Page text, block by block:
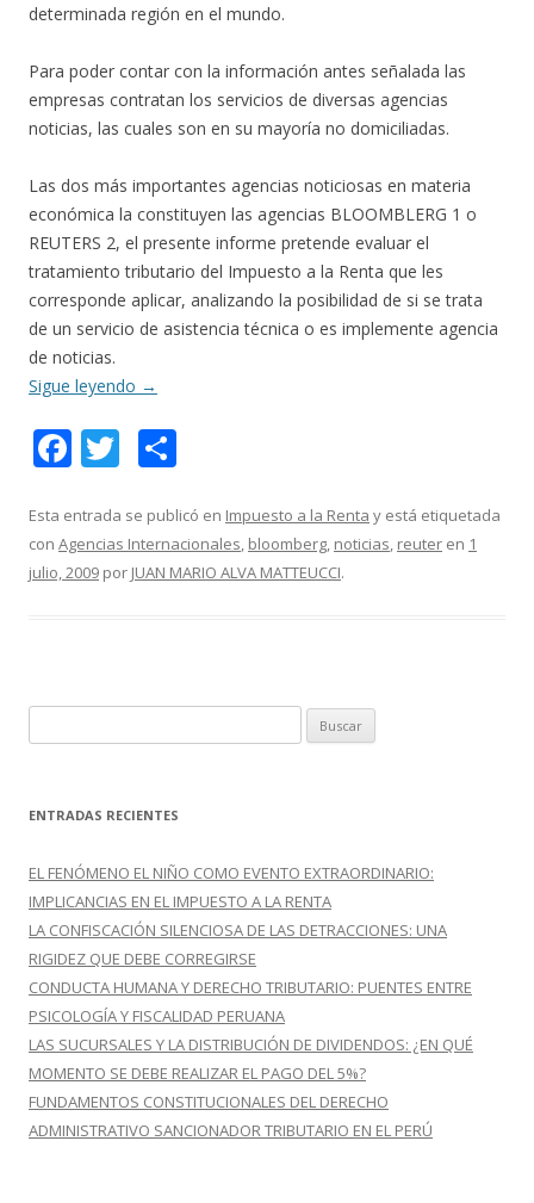
determinada región en el mundo.
Para poder contar con la información antes señalada las
empresas contratan los servicios de diversas agencias
noticias, las cuales son en su mayoría no domiciliadas.
Las dos más importantes agencias noticiosas en materia
económica la constituyen las agencias BLOOMBLERG 1 o
REUTERS 2, el presente informe pretende evaluar el
tratamiento tributario del Impuesto a la Renta que les
corresponde aplicar, analizando la posibilidad de si se trata
de un servicio de asistencia técnica o es implemente agencia
de noticias.
Sigue leyendo →
F
e
b
T
itt
er
m
p
Esta entrada se publicó en Impuesto a la Renta y está etiquetada
con Agencias Internacionales, bloomberg, noticias, reuter en 1
julio, 2009 por JUAN MARIO ALVA MATTEUCCI.
u
c
r
:
ENTRADAS RECIENTES
EL FENÓMENO EL NIÑO COMO EVENTO EXTRAORDINARIO:
IMPLICANCIAS EN EL IMPUESTO A LA RENTA
LA CONFISCACIÓN SILENCIOSA DE LAS DETRACCIONES: UNA
RIGIDEZ QUE DEBE CORREGIRSE
CONDUCTA HUMANA Y DERECHO TRIBUTARIO: PUENTES ENTRE
PSICOLOGÍA Y FISCALIDAD PERUANA
LAS SUCURSALES Y LA DISTRIBUCIÓN DE DIVIDENDOS: ¿EN QUÉ
MOMENTO SE DEBE REALIZAR EL PAGO DEL 5%?
FUNDAMENTOS CONSTITUCIONALES DEL DERECHO
ADMINISTRATIVO SANCIONADOR TRIBUTARIO EN EL PERÚ